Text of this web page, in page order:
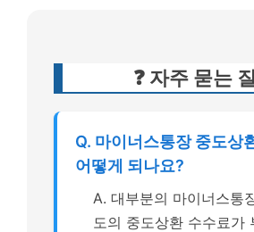
❓ 자주 묻는
Q. 마이너스통장 중도상
어떻게 되나요?
A. 대부분의 마이너스통
도의 중도상환 수수료가